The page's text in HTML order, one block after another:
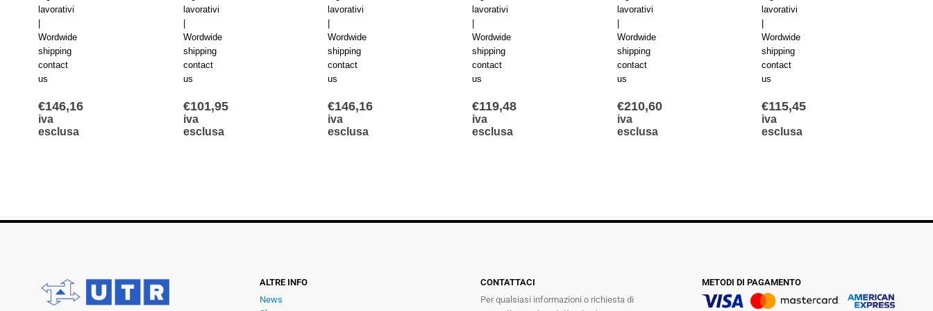
lavorativi
Wordwide
shipping
contact
us
€146,16
iva
esclusa
lavorativi
Wordwide
shipping
contact
us
€101,95
iva
esclusa
lavorativi
Wordwide
shipping
contact
us
€146,16
iva
esclusa
lavorativi
Wordwide
shipping
contact
us
€119,48
iva
esclusa
lavorativi
Wordwide
shipping
contact
us
€210,60
iva
esclusa
lavorativi
Wordwide
shipping
contact
us
€115,45
iva
esclusa
ALTRE INFO
News
CONTATTACI
Per qualsiasi informazioni o richiesta di
METODI DI PAGAMENTO